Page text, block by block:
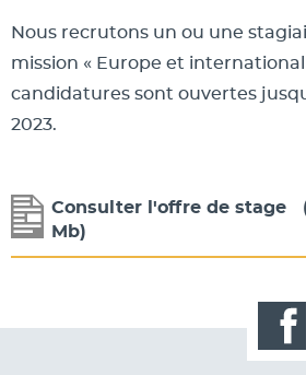
Nous recrutons un ou une
mission « Europe et international
candidatures sont ouvertes
2023.
Consulter l'offre de stage
Mb)